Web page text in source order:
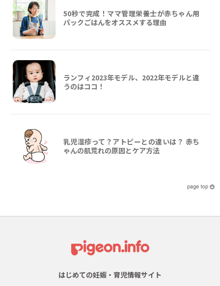
50秒で完成！ママ管理栄養士が赤ちゃん用
パックごはんをオススメする理由
ランフィ2023年モデル、2022年モデルと違
うのはココ！
乳児湿疹って？アトピーとの違いは？ 赤ち
ゃんの肌荒れの原因とケア方法
はじめての妊娠・育児情報サイト